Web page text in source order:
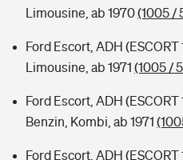
Limousine, ab 1970(1005 /
Ford Escort, ADH (ESCORT
Limousine, ab 1971 (1005 /
Ford Escort, ADH (ESCORT
Benzin, Kombi, ab 1971
Ford Escort, ADH (ESCORT